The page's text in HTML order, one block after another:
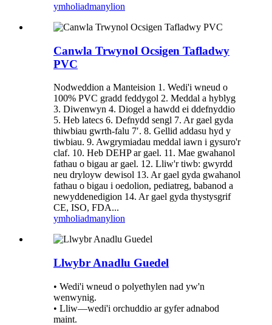
ymholiadmanylion
Canwla Trwynol Ocsigen Tafladwy
PVC
Nodweddion a Manteision 1. Wedi'i wneud o
100% PVC gradd feddygol 2. Meddal a hyblyg
3. Diwenwyn 4. Diogel a hawdd ei ddefnyddio
5. Heb latecs 6. Defnydd sengl 7. Ar gael gyda
thiwbiau gwrth-falu 7′. 8. Gellid addasu hyd y
tiwbiau. 9. Awgrymiadau meddal iawn i gysuro'r
claf. 10. Heb DEHP ar gael. 11. Mae gwahanol
fathau o bigau ar gael. 12. Lliw'r tiwb: gwyrdd
neu dryloyw dewisol 13. Ar gael gyda gwahanol
fathau o bigau i oedolion, pediatreg, babanod a
newyddenedigion 14. Ar gael gyda thystysgrif
CE, ISO, FDA...
ymholiadmanylion
Llwybr Anadlu Guedel
• Wedi'i wneud o polyethylen nad yw'n
wenwynig.
• Lliw—wedi'i orchuddio ar gyfer adnabod
maint.